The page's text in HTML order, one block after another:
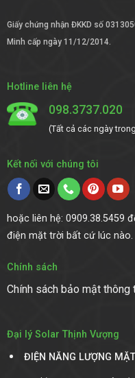
Giấy chứng nhận ĐKKD số
Minh cấp ngày 11/12/2014.
Hotline liên hệ
098.3737.020
(Tất cả các ngày
Kết nối với chúng tôi
hoặc liên hệ: 0909.38.5459
điện mặt trời bất cứ lúc nào.
Chính sách
Chính sách bảo mật thông
Đại lý Solar Thịnh Vượng
ĐIỆN NĂNG LƯỢNG